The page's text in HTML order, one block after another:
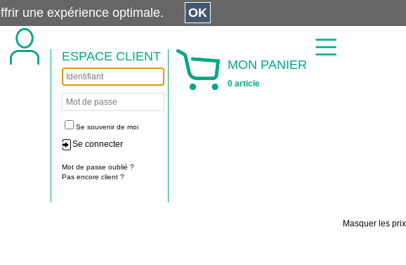
ESPACE CLIENT
Se souvenir de moi
Se connecter
Mot de passe oublié ?
Pas encore client ?
MON PANIER
0 article
Masquer les prix
une expérience optimale. OK